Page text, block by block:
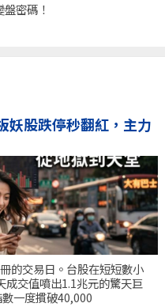
密碼！
妖股跌停秒翻紅，主力
的交易日。台股在短短數小
交值噴出1.1兆元的驚天巨
一度摜破40,000